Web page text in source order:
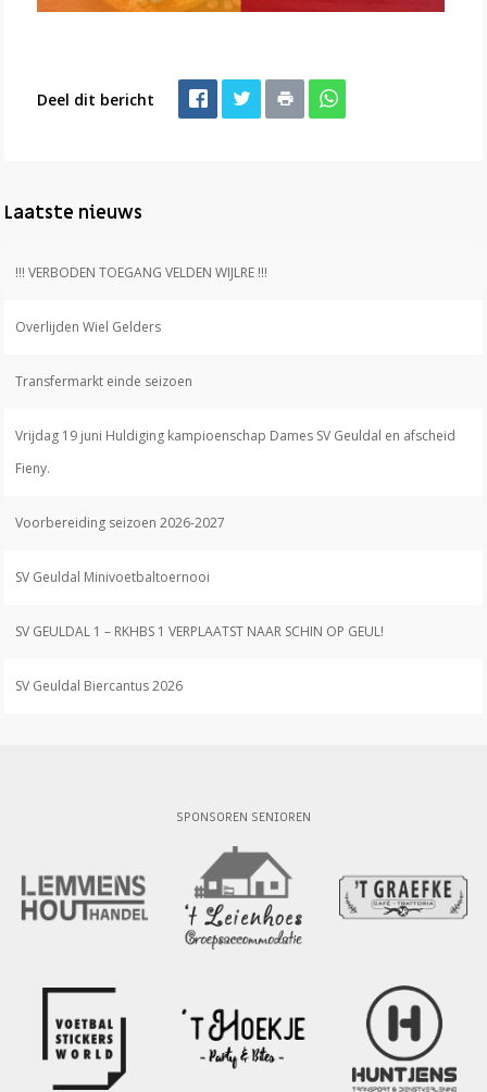
Deel dit bericht
Laatste nieuws
!!! VERBODEN TOEGANG VELDEN WIJLRE !!!
Overlijden Wiel Gelders
Transfermarkt einde seizoen
Vrijdag 19 juni Huldiging kampioenschap Dames SV Geuldal en afscheid
Fieny.
Voorbereiding seizoen 2026-2027
SV Geuldal Minivoetbaltoernooi
SV GEULDAL 1 – RKHBS 1 VERPLAATST NAAR SCHIN OP GEUL!
SV Geuldal Biercantus 2026
SPONSOREN SENIOREN